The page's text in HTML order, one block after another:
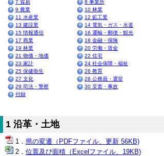
7 貿易
8 事業所
9 農業
10 林業
11 水産業
12 鉱工業
13 建設業
14 電気・ガス・水道
15 情報通信
16 運輸・郵便・観光
17 商業
18 金融・保険
19 林業
20 労働・賃金
21 物価・地価
22 住宅
23 家計
24 社会保障・福祉
25 保健衛生
26 教育
27 文化
28 公務員・選挙
29 司法・警察
30 災害・事故
付録
1 沿革・土地
県の変遷（PDFファイル、更新 56KB)
位置及び面積（Excelファイル、19KB)